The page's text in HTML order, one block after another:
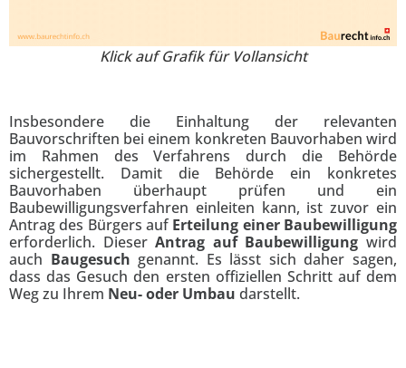
Klick auf Grafik für Vollansicht
Insbesondere die Einhaltung der relevanten
Bauvorschriften bei einem konkreten Bauvorhaben wird
im Rahmen des Verfahrens durch die Behörde
sichergestellt. Damit die Behörde ein konkretes
Bauvorhaben überhaupt prüfen und ein
Baubewilligungsverfahren einleiten kann, ist zuvor ein
Antrag des Bürgers aufErteilung einer Baubewilligung
erforderlich. DieserAntrag auf Baubewilligungwird
auch Baugesuch genannt. Es lässt sich daher sagen,
dass das Gesuch den ersten offiziellen Schritt auf dem
Weg zu Ihrem Neu- oder Umbau darstellt.